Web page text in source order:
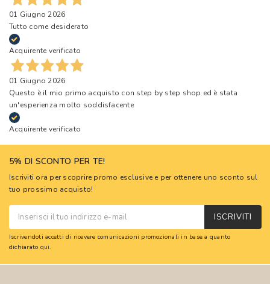
01 Giugno 2026
Tutto come desiderato
Acquirente verificato
01 Giugno 2026
Questo è il mio primo acquisto con step by step shop ed è stata
un'esperienza molto soddisfacente
Acquirente verificato
5% DI SCONTO PER TE!
Iscriviti ora per scoprire promo esclusive e per ottenere uno sconto sul
tuo prossimo acquisto!
ISCRIVITI
Iscrivendoti accetti di ricevere comunicazioni promozionali in base a quanto
dichiarato qui.